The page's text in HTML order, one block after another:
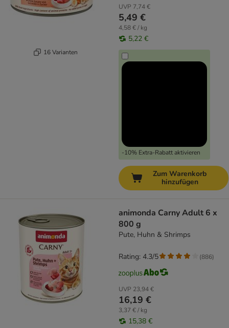
16 Varianten
UVP 7,74 €
5,49 €
4,58 € / kg
5,22 €
-10% Extra-Rabatt aktivieren
Zum Warenkorb
hinzufügen
animonda Carny Adult 6 x
800 g
Pute, Huhn & Shrimps
UVP 23,94 €
16,19 €
3,37 € / kg
15,38 €
Rating: 4.3/5 (886)